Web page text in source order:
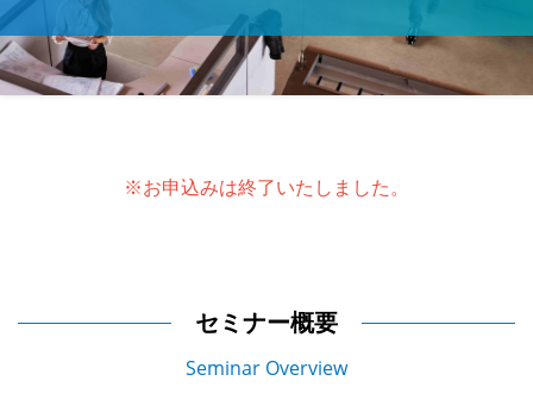
※お申込みは終了いたしました。
セミナー概要
Seminar Overview